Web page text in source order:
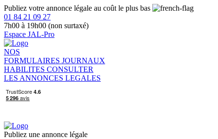
Publiez votre annonce légale au coût le plus bas
01 84 21 09 27
7h00 à 19h00 (non surtaxé)
Espace JAL-Pro
NOS
FORMULAIRES JOURNAUX
HABILITES CONSULTER
LES ANNONCES LEGALES
Publiez une annonce légale